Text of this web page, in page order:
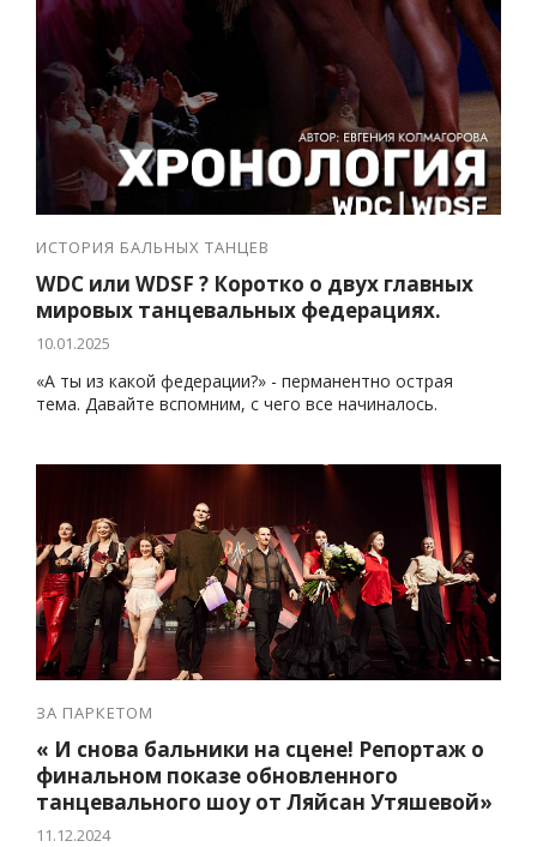
ИСТОРИЯ БАЛЬНЫХ ТАНЦЕВ
WDC или WDSF ? Коротко о двух главных
мировых танцевальных федерациях.
10.01.2025
«А ты из какой федерации?» - перманентно острая
тема. Давайте вспомним, с чего все начиналось.
ЗА ПАРКЕТОМ
« И снова бальники на сцене! Репортаж о
финальном показе обновленного
танцевального шоу от Ляйсан Утяшевой»
11.12.2024